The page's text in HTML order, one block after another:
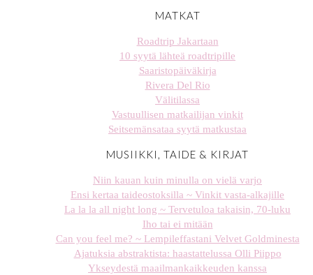
MATKAT
Roadtrip Jakartaan
10 syytä lähteä roadtripille
Saaristopäiväkirja
Rivera Del Rio
Välitilassa
Vastuullisen matkailijan vinkit
Seitsemänsataa syytä matkustaa
MUSIIKKI, TAIDE & KIRJAT
Niin kauan kuin minulla on vielä varjo
Ensi kertaa taideostoksilla ~ Vinkit vasta-alkajille
La la la all night long ~ Tervetuloa takaisin, 70-luku
Iho tai ei mitään
Can you feel me? ~ Lempileffastani Velvet Goldminesta
Ajatuksia abstraktista: haastattelussa Olli Piippo
Ykseydestä maailmankaikkeuden kanssa